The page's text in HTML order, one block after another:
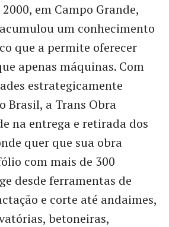
em Campo Grande,
um conhecimento
que a permite oferecer
apenas máquinas. Com
estrategicamente
Brasil, a Trans Obra
na entrega e retirada dos
quer que sua obra
com mais de 300
desde ferramentas de
e corte até andaimes,
betoneiras,